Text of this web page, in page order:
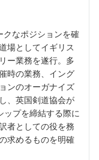
なポジションを確
場としてイギリス
ー業務を遂行。多
時の業務、イング
ンのオーガナイズ
、英国剣道協会が
ップを締結する際に
者としての役を務
求めるものを明確